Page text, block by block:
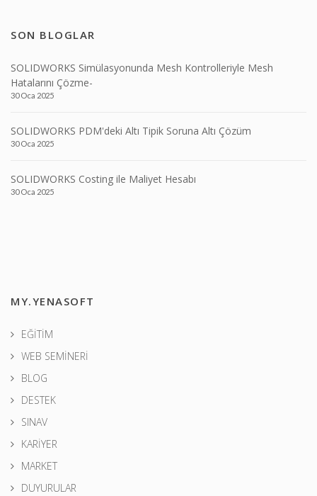
SON BLOGLAR
SOLIDWORKS Simülasyonunda Mesh Kontrolleriyle Mesh
Hatalarını Çözme-
30 Oca 2025
SOLIDWORKS PDM'deki Altı Tipik Soruna Altı Çözüm
30 Oca 2025
SOLIDWORKS Costing ile Maliyet Hesabı
30 Oca 2025
MY.YENASOFT
EĞİTİM
WEB SEMİNERİ
BLOG
DESTEK
SINAV
KARİYER
MARKET
DUYURULAR